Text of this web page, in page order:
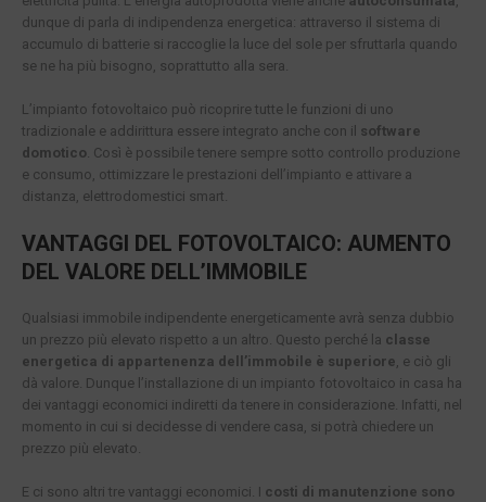
dunque di parla di indipendenza energetica: attraverso il sistema di
accumulo di batterie si raccoglie la luce del sole per sfruttarla quando
se ne ha più bisogno, soprattutto alla sera.
L’impianto fotovoltaico può ricoprire tutte le funzioni di uno
tradizionale e addirittura essere integrato anche con il software
domotico. Così è possibile tenere sempre sotto controllo produzione
e consumo, ottimizzare le prestazioni dell’impianto e attivare a
distanza, elettrodomestici smart.
VANTAGGI DEL FOTOVOLTAICO: AUMENTO
DEL VALORE DELL’IMMOBILE
Qualsiasi immobile indipendente energeticamente avrà senza dubbio
un prezzo più elevato rispetto a un altro. Questo perché la classe
energetica di appartenenza dell’immobile è superiore, e ciò gli
dà valore. Dunque l’installazione di un impianto fotovoltaico in casa ha
dei vantaggi economici indiretti da tenere in considerazione. Infatti, nel
momento in cui si decidesse di vendere casa, si potrà chiedere un
prezzo più elevato.
E ci sono altri tre vantaggi economici. I costi di manutenzione sono